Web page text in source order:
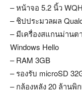
– หน้าจอ 5.2 นิ้ว
– ชิปประมวลผล
– มีเครื่องสแกนม่านต
Windows Hello
– RAM 3GB
– รองรับ microSD
– กล้องหลัง 20 ล้านพิ